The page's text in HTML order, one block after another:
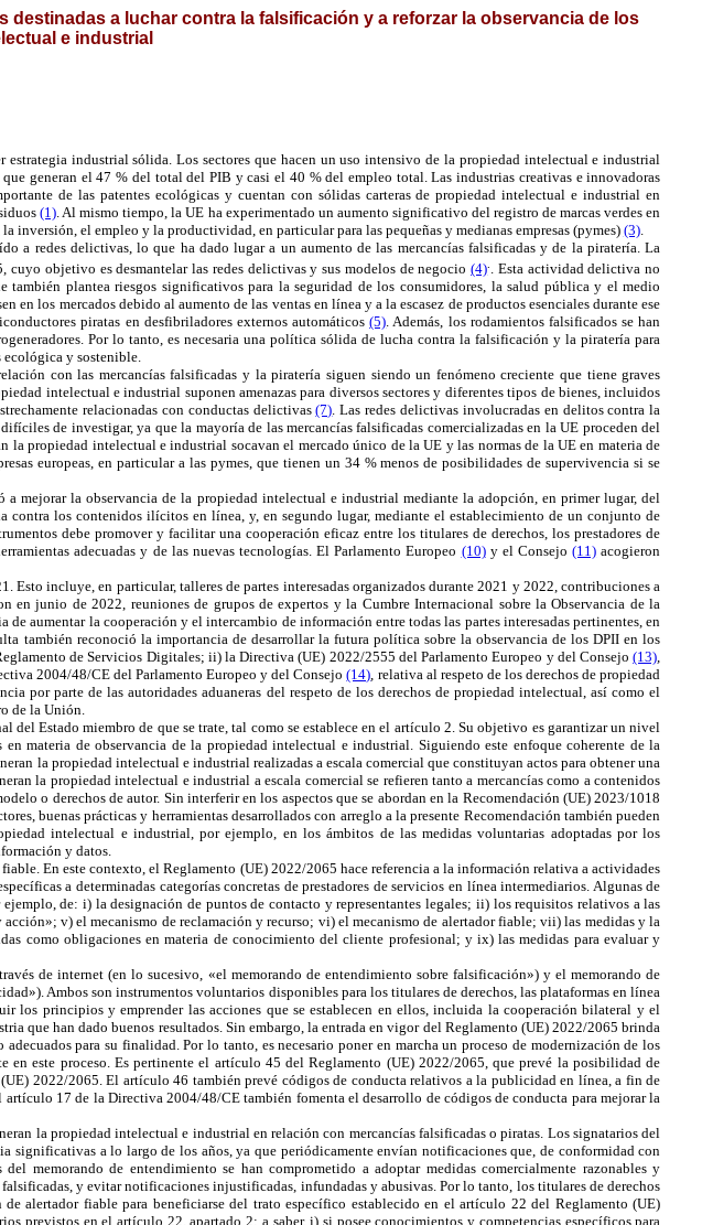
destinadas a luchar contra la falsificación y a reforzar la observancia de los
e industrial
industrial sólida. Los sectores que hacen un uso intensivo de la propiedad intelectual e industrial
generan el 47 % del total del PIB y casi el 40 % del empleo total. Las industrias creativas e innovadoras
de las patentes ecológicas y cuentan con sólidas carteras de propiedad intelectual e industrial en
(1). Al mismo tiempo, la UE ha experimentado un aumento significativo del registro de marcas verdes en
el empleo y la productividad, en particular para las pequeñas y medianas empresas (pymes) (3).
a redes delictivas, lo que ha dado lugar a un aumento de las mercancías falsificadas y de la piratería. La
objetivo es desmantelar las redes delictivas y sus modelos de negocio(4) . Esta actividad delictiva no
plantea riesgos significativos para la seguridad de los consumidores, la salud pública y el medio
los mercados debido al aumento de las ventas en línea y a la escasez de productos esenciales durante ese
piratas en desfibriladores externos automáticos(5). Además, los rodamientos falsificados se han
Por lo tanto, es necesaria una política sólida de lucha contra la falsificación y la piratería para
y sostenible.
con las mercancías falsificadas y la piratería siguen siendo un fenómeno creciente que tiene graves
intelectual e industrial suponen amenazas para diversos sectores y diferentes tipos de bienes, incluidos
relacionadas con conductas delictivas(7). Las redes delictivas involucradas en delitos contra la
de investigar, ya que la mayoría de las mercancías falsificadas comercializadas en la UE proceden del
propiedad intelectual e industrial socavan el mercado único de la UE y las normas de la UE en materia de
europeas, en particular a las pymes, que tienen un 34 % menos de posibilidades de supervivencia si se
a mejorar la observancia de la propiedad intelectual e industrial mediante la adopción, en primer lugar, del
contra los contenidos ilícitos en línea, y, en segundo lugar, mediante el establecimiento de un conjunto de
debe promover y facilitar una cooperación eficaz entre los titulares de derechos, los prestadores de
adecuadas y de las nuevas tecnologías. El Parlamento Europeo (10)y el Consejo(11) acogieron
Esto incluye, en particular, talleres de partes interesadas organizados durante 2021 y 2022, contribuciones a
junio de 2022, reuniones de grupos de expertos y la Cumbre Internacional sobre la Observancia de la
aumentar la cooperación y el intercambio de información entre todas las partes interesadas pertinentes, en
también reconoció la importancia de desarrollar la futura política sobre la observancia de los DPII en los
de Servicios Digitales; ii) laDirectiva (UE) 2022/2555 del Parlamento Europeo y del Consejo(13),
2004/48/CE del Parlamento Europeo y del Consejo(14), relativa al respeto de los derechos de propiedad
por parte de las autoridades aduaneras del respeto de los derechos de propiedad intelectual, así como el
de la Unión.
Estado miembro de que se trate, tal como se establece en el artículo 2. Su objetivo es garantizar un nivel
materia de observancia de la propiedad intelectual e industrial. Siguiendo este enfoque coherente de la
la propiedad intelectual e industrial realizadas a escala comercial que constituyan actos para obtener una
la propiedad intelectual e industrial a escala comercial se refieren tanto a mercancías como a contenidos
o derechos de autor. Sin interferir en los aspectos que se abordan en la Recomendación (UE) 2023/1018
buenas prácticas y herramientas desarrollados con arreglo a la presente Recomendación también pueden
intelectual e industrial, por ejemplo, en los ámbitos de las medidas voluntarias adoptadas por los
y datos.
fiable. En este contexto, elReglamento (UE) 2022/2065 hace referencia a la información relativa a actividades
a determinadas categorías concretas de prestadores de servicios en línea intermediarios. Algunas de
de: i) la designación de puntos de contacto y representantes legales; ii) los requisitos relativos a las
v) el mecanismo de reclamación y recurso; vi) el mecanismo de alertador fiable; vii) las medidas y la
como obligaciones en materia de conocimiento del cliente profesional; y ix) las medidas para evaluar y
de internet (en lo sucesivo, «el memorando de entendimiento sobre falsificación») y el memorando de
Ambos son instrumentos voluntarios disponibles para los titulares de derechos, las plataformas en línea
los principios y emprender las acciones que se establecen en ellos, incluida la cooperación bilateral y el
que han dado buenos resultados. Sin embargo, la entrada en vigor del Reglamento (UE) 2022/2065 brinda
para su finalidad. Por lo tanto, es necesario poner en marcha un proceso de modernización de los
en este proceso. Es pertinente el artículo 45 del Reglamento (UE) 2022/2065, que prevé la posibilidad de
2022/2065. El artículo 46 también prevé códigos de conducta relativos a la publicidad en línea, a fin de
artículo 17 de la Directiva 2004/48/CE también fomenta el desarrollo de códigos de conducta para mejorar la
la propiedad intelectual e industrial en relación con mercancías falsificadas o piratas. Los signatarios del
a lo largo de los años, ya que periódicamente envían notificaciones que, de conformidad con
memorando de entendimiento se han comprometido a adoptar medidas comercialmente razonables y
y evitar notificaciones injustificadas, infundadas y abusivas. Por lo tanto, los titulares de derechos
alertador fiable para beneficiarse del trato específico establecido en elartículo 22 del Reglamento (UE)
previstos en el artículo 22, apartado 2; a saber, i) si posee conocimientos y competencias específicos para